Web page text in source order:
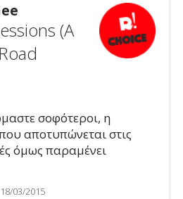
(A
σοφότεροι, η
αποτυπώνεται στις
όμως παραμένει
03/2015